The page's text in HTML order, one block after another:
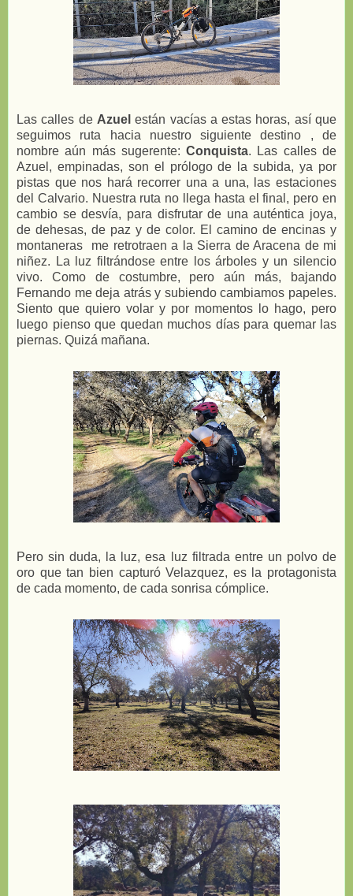
Las calles de Azuel están vacías a estas horas, así que
seguimos ruta hacia nuestro siguiente destino , de
nombre aún más sugerente:Conquista. Las calles de
Azuel, empinadas, son el prólogo de la subida, ya por
pistas que nos hará recorrer una a una, las estaciones
del Calvario. Nuestra ruta no llega hasta el final, pero en
cambio se desvía, para disfrutar de una auténtica joya,
de dehesas, de paz y de color. El camino de encinas y
montaneras me retrotraen a la Sierra de Aracena de mi
niñez. La luz filtrándose entre los árboles y un silencio
vivo. Como de costumbre, pero aún más, bajando
Fernando me deja atrás y subiendo cambiamos papeles.
Siento que quiero volar y por momentos lo hago, pero
luego pienso que quedan muchos días para quemar las
piernas. Quizá mañana.
Pero sin duda, la luz, esa luz filtrada entre un polvo de
oro que tan bien capturó Velazquez, es la protagonista
de cada momento, de cada sonrisa cómplice.